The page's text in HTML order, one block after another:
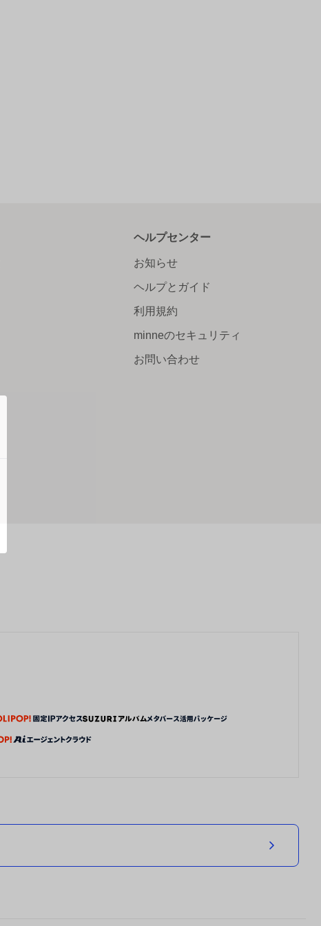
ヘルプセンター
お知らせ
ヘルプとガイド
利用規約
minneのセキュリティ
お問い合わせ